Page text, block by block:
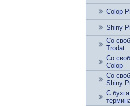
Colop
Shiny
Со
Trodat
Со
Colop
Со
Shiny
С